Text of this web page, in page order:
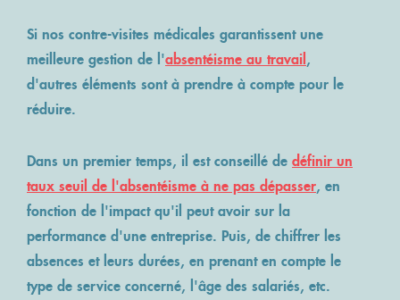
Si nos contre-visites médicales garantissent une
meilleure gestion de l'absentéisme au travail ,
d'autres éléments sont à prendre à compte pour le
réduire.
Dans un premier temps, il est conseillé de définir un
taux seuil de l'absentéisme à ne pas dépasser, en
fonction de l'impact qu'il peut avoir sur la
performance d'une entreprise. Puis, de chiffrer les
absences et leurs durées, en prenant en compte le
type de service concerné, l'âge des salariés, etc.